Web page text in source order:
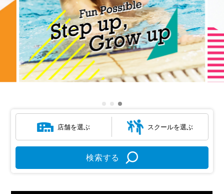
店舗を選ぶ スクールを選ぶ
検索する